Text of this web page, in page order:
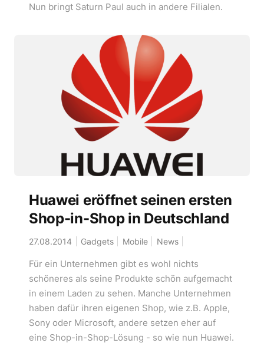
Nun bringt Saturn Paul auch in andere Filialen.
Huawei eröffnet seinen ersten
Shop-in-Shop in Deutschland
27.08.2014 Gadgets Mobile News
Für ein Unternehmen gibt es wohl nichts
schöneres als seine Produkte schön aufgemacht
in einem Laden zu sehen. Manche Unternehmen
haben dafür ihren eigenen Shop, wie z.B. Apple,
Sony oder Microsoft, andere setzen eher auf
eine Shop-in-Shop-Lösung - so wie nun Huawei.